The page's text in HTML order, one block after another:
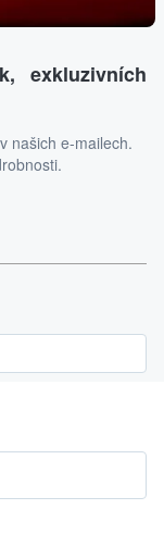
exkluzivních
našich e-mailech.